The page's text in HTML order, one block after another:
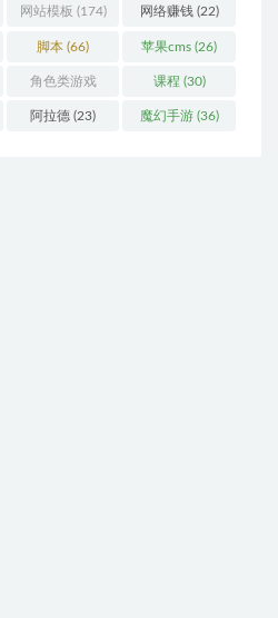
网站模板 (174) 网络赚钱(22)
脚本 (66) 苹果cms (26)
角色类游戏
(306)
课程 (30)
阿拉德 (23) 魔幻手游(36)